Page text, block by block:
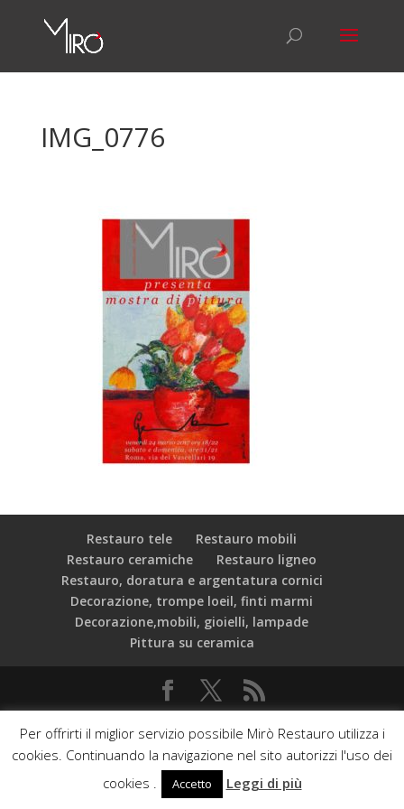
IMG_0776
Restauro tele
Restauro mobili
Restauro ceramiche
Restauro ligneo
Restauro, doratura e argentatura cornici
Decorazione, trompe loeil, finti marmi
Decorazione,mobili, gioielli, lampade
Pittura su ceramica
Vascellari, 19 - 00153 Roma - Web developed by:
Phasar srl & Orange Web Agency Privacy Policy
Per offrirti il miglior servizio possibile Mirò Restauro utilizza i
cookies. Continuando la navigazione nel sito autorizzi l'uso dei
cookies .
Accetto Leggi di più